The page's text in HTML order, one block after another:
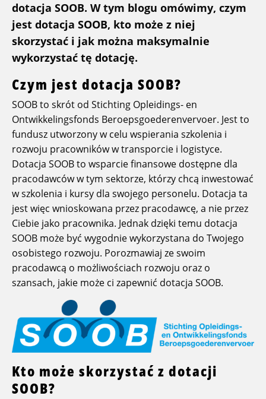
dotacja SOOB. W tym blogu omówimy, czym
jest dotacja SOOB, kto może z niej
skorzystać i jak można maksymalnie
wykorzystać tę dotację.
Czym jest dotacja SOOB?
SOOB to skrót od Stichting Opleidings- en
Ontwikkelingsfonds Beroepsgoederenvervoer. Jest to
fundusz utworzony w celu wspierania szkolenia i
rozwoju pracowników w transporcie i logistyce.
Dotacja SOOB to wsparcie finansowe dostępne dla
pracodawców w tym sektorze, którzy chcą inwestować
w szkolenia i kursy dla swojego personelu. Dotacja ta
jest więc wnioskowana przez pracodawcę, a nie przez
Ciebie jako pracownika. Jednak dzięki temu dotacja
SOOB może być wygodnie wykorzystana do Twojego
osobistego rozwoju. Porozmawiaj ze swoim
pracodawcą o możliwościach rozwoju oraz o
szansach, jakie może ci zapewnić dotacja SOOB.
Kto może skorzystać z dotacji
SOOB?